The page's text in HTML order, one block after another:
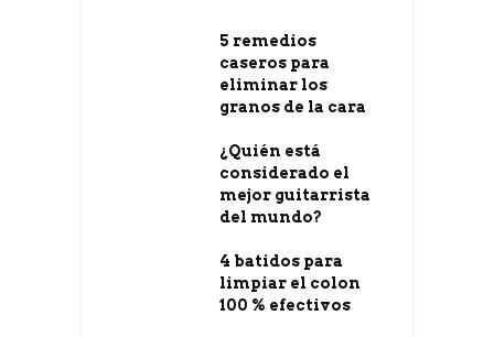
5 remedios
caseros para
eliminar los
granos de la cara
¿Quién está
considerado el
mejor guitarrista
del mundo?
4 batidos para
limpiar el colon
100 % efectivos